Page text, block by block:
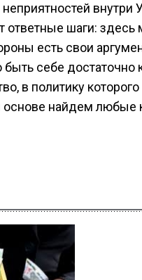
внутри
ответные шаги: здесь
есть свои
себе достаточно
в политику
основе найдем